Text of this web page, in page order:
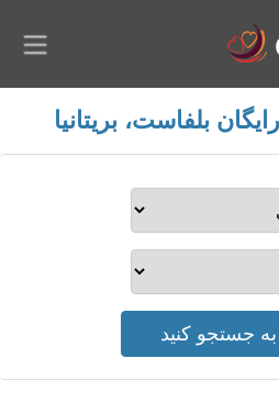
بلفاست، بریتانیا